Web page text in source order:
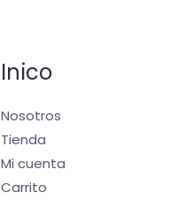
Inico
Nosotros
Tienda
Mi cuenta
Carrito